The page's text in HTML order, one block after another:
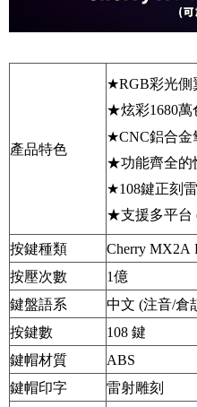
產品特色
★RGB彩光側
★炫彩1680萬
★CNC鋁合金
★功能齊全的
★108鍵正刻
★支援多平台
按鍵種類 Cherry MX2A
按壓次數
1億
鍵盤語系
中文 (注音/倉
按鍵數
108 鍵
鍵帽材質
ABS
鍵帽印字
雷射雕刻